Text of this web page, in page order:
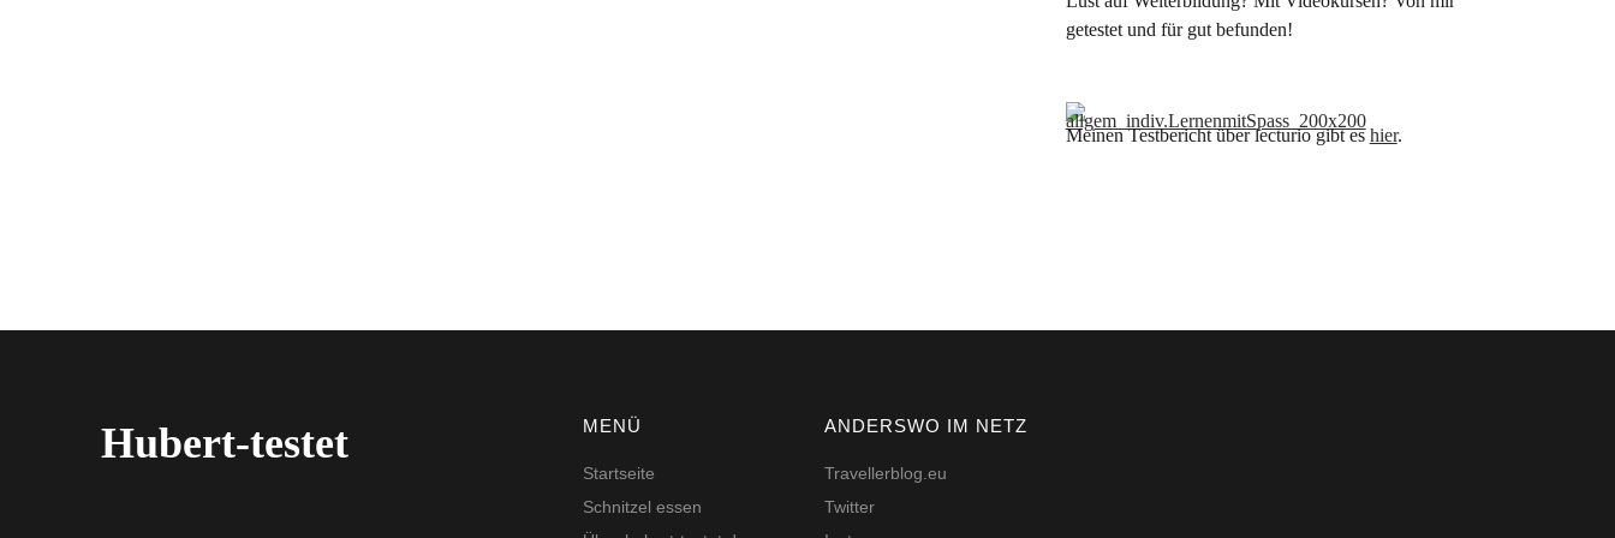
getestet und für gut befunden!
Meinen Testbericht über lecturio gibt eshier.
Hubert-testet MENÜ
Startseite
Schnitzel essen
ANDERSWO IM NETZ
Travellerblog.eu
Twitter